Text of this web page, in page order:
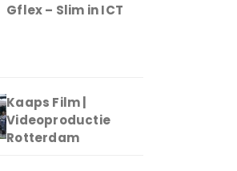
Gflex – Slim in ICT
Kaaps Film |
Videoproductie
Rotterdam